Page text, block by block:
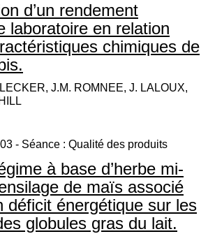
d’un rendement
laboratoire en relation
chimiques de
J.M. ROMNEE, J. LALOUX,
- Séance : Qualité des produits
à base d’herbe mi-
de maïs associé
déficit énergétique sur les
globules gras du lait.